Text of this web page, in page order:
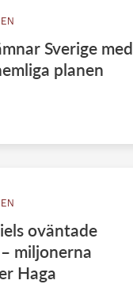
Sverige med
planen
oväntade
miljonerna
Haga